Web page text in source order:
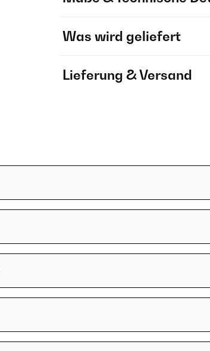
Was wird geliefert
Lieferung & Versand